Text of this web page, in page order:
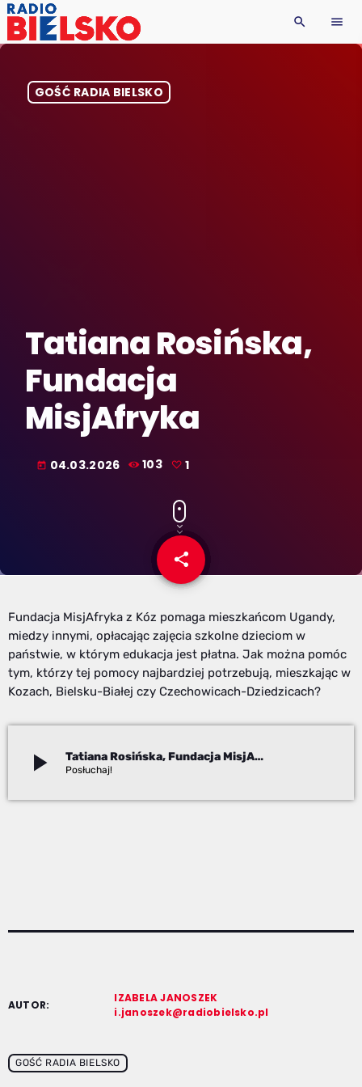
search menu
GOŚĆ RADIA BIELSKO
Tatiana Rosińska,
Fundacja
MisjAfryka
today 04.03.2026 103 1
share
email
Fundacja MisjAfryka z Kóz pomaga mieszkańcom Ugandy,
miedzy innymi, opłacając zajęcia szkolne dzieciom w
państwie, w którym edukacja jest płatna. Jak można pomóc
tym, którzy tej pomocy najbardziej potrzebują, mieszkając w
Kozach, Bielsku-Białej czy Czechowicach-Dziedzicach?
play_arrow Tatiana Rosińska, Fundacja MisjAfryka
AUTOR:
IZABELA JANOSZEK
i.janoszek@radiobielsko.pl
GOŚĆ RADIA BIELSKO